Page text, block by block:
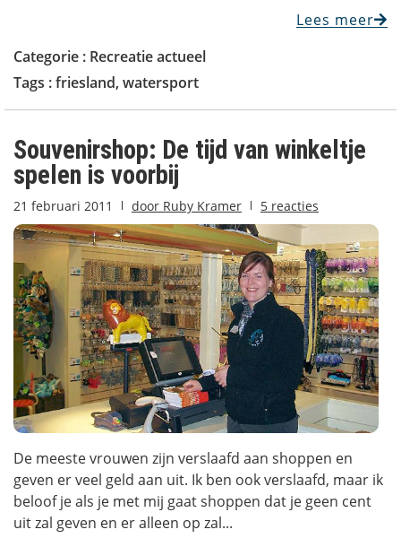
Lees meer
Categorie : Recreatie actueel
Tags :friesland, watersport
Souvenirshop: De tijd van winkeltje
spelen is voorbij
21 februari 2011 door Ruby Kramer 5 reacties
De meeste vrouwen zijn verslaafd aan shoppen en
geven er veel geld aan uit. Ik ben ook verslaafd, maar ik
beloof je als je met mij gaat shoppen dat je geen cent
uit zal geven en er alleen op zal...